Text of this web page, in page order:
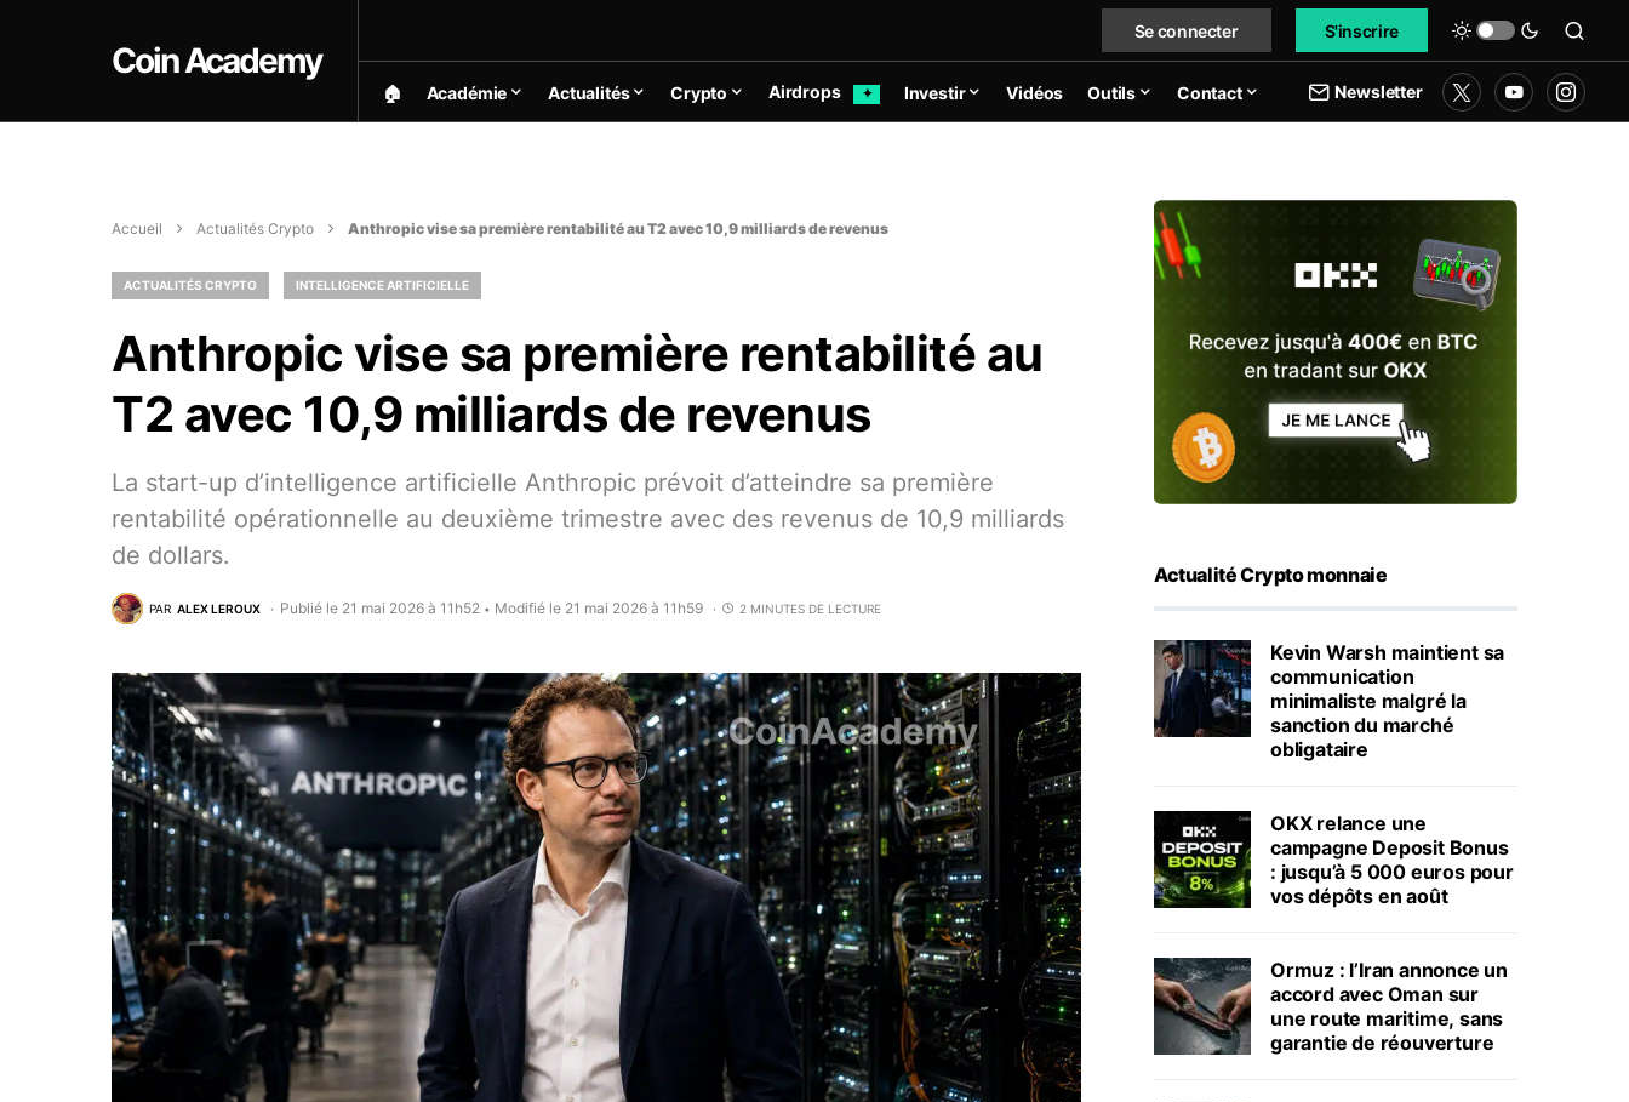
Coin Academy
Se connecter S'inscrire
🏠︎ Académie Actualités Crypto Airdrops ✦ Investir Vidéos Outils Contact Newsletter
Accueil Actualités Crypto Anthropic vise sa première rentabilité au T2 avec 10,9 milliards de revenus
ACTUALITÉS CRYPTO INTELLIGENCE ARTIFICIELLE
Anthropic vise sa première rentabilité au
T2 avec 10,9 milliards de revenus
La start-up d’intelligence artificielle Anthropic prévoit d’atteindre sa première
rentabilité opérationnelle au deuxième trimestre avec des revenus de 10,9 milliards
de dollars.
PAR ALEX LEROUX Publié le 21 mai 2026 à 11h52 • Modifié le 21 mai 2026 à 11h59 2 MINUTES DE LECTURE
Actualité Crypto monnaie
Kevin Warsh maintient sa
communication
minimaliste malgré la
sanction du marché
obligataire
OKX relance une
campagne Deposit Bonus
: jusqu’à 5 000 euros pour
vos dépôts en août
Ormuz : l’Iran annonce un
accord avec Oman sur
une route maritime, sans
garantie de réouverture